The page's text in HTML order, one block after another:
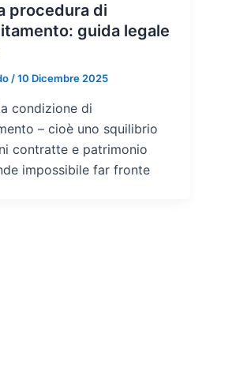
procedura di
guida legale
/10 Dicembre 2025
condizione di
– cioè uno squilibrio
contratte e patrimonio
impossibile far fronte